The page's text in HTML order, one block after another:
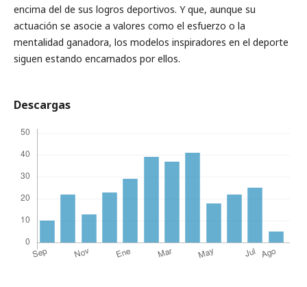
encima del de sus logros deportivos. Y que, aunque su
actuación se asocie a valores como el esfuerzo o la
mentalidad ganadora, los modelos inspiradores en el deporte
siguen estando encarnados por ellos.
Descargas